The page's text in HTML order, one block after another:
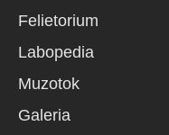
Felietorium
Labopedia
Muzotok
Galeria